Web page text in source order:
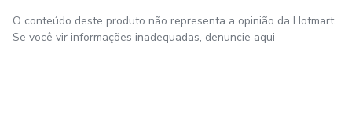
O conteúdo deste produto não representa a opinião da Hotmart.
Se você vir informações inadequadas, denuncie aqui